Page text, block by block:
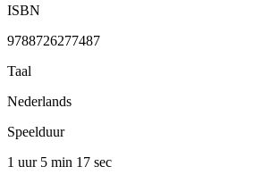
ISBN
9788726277487
Taal
Nederlands
Speelduur
1 uur 5 min 17 sec